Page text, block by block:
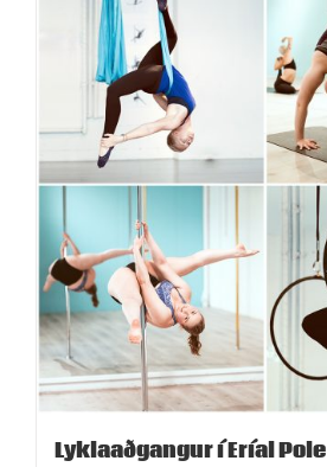
Lyklaaðgangur í Eríal Pole